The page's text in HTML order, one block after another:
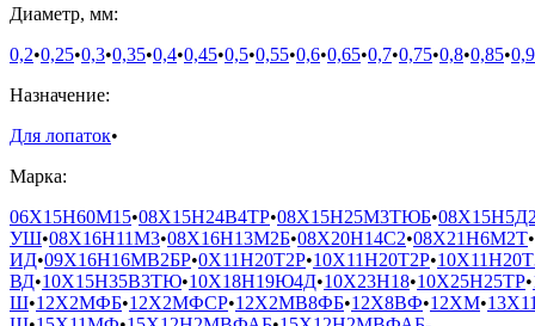
Диаметр, мм:
0,2•0,25•0,3•0,35•0,4•0,45•0,5•0,55•0,6•0,65•0,7•0,75•0,8•0,85•0,9
Назначение:
Для лопаток•
Марка:
06Х15Н60М15•08Х15Н24В4ТР•08Х15Н25М3ТЮБ•
УШ•08Х16Н11М3•08Х16Н13М2Б•08Х20Н14С2•08Х21Н6М2Т•
ИД•09Х16Н16МВ2БР•0Х11Н20Т2Р•10Х11Н20Т2Р•
ВД•10Х15Н35В3ТЮ•10Х18Н19Ю4Д•10Х23Н18•10Х25Н25ТР•
Ш•12Х2МФБ•12Х2МФСР•12Х2МВ8ФБ•12Х8ВФ•12ХМ•